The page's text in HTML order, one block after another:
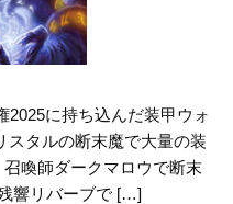
2025に持ち込んだ装甲ウォ
スタルの断末魔で大量の装
喚師ダークマロウで断末
響リバーブで […]